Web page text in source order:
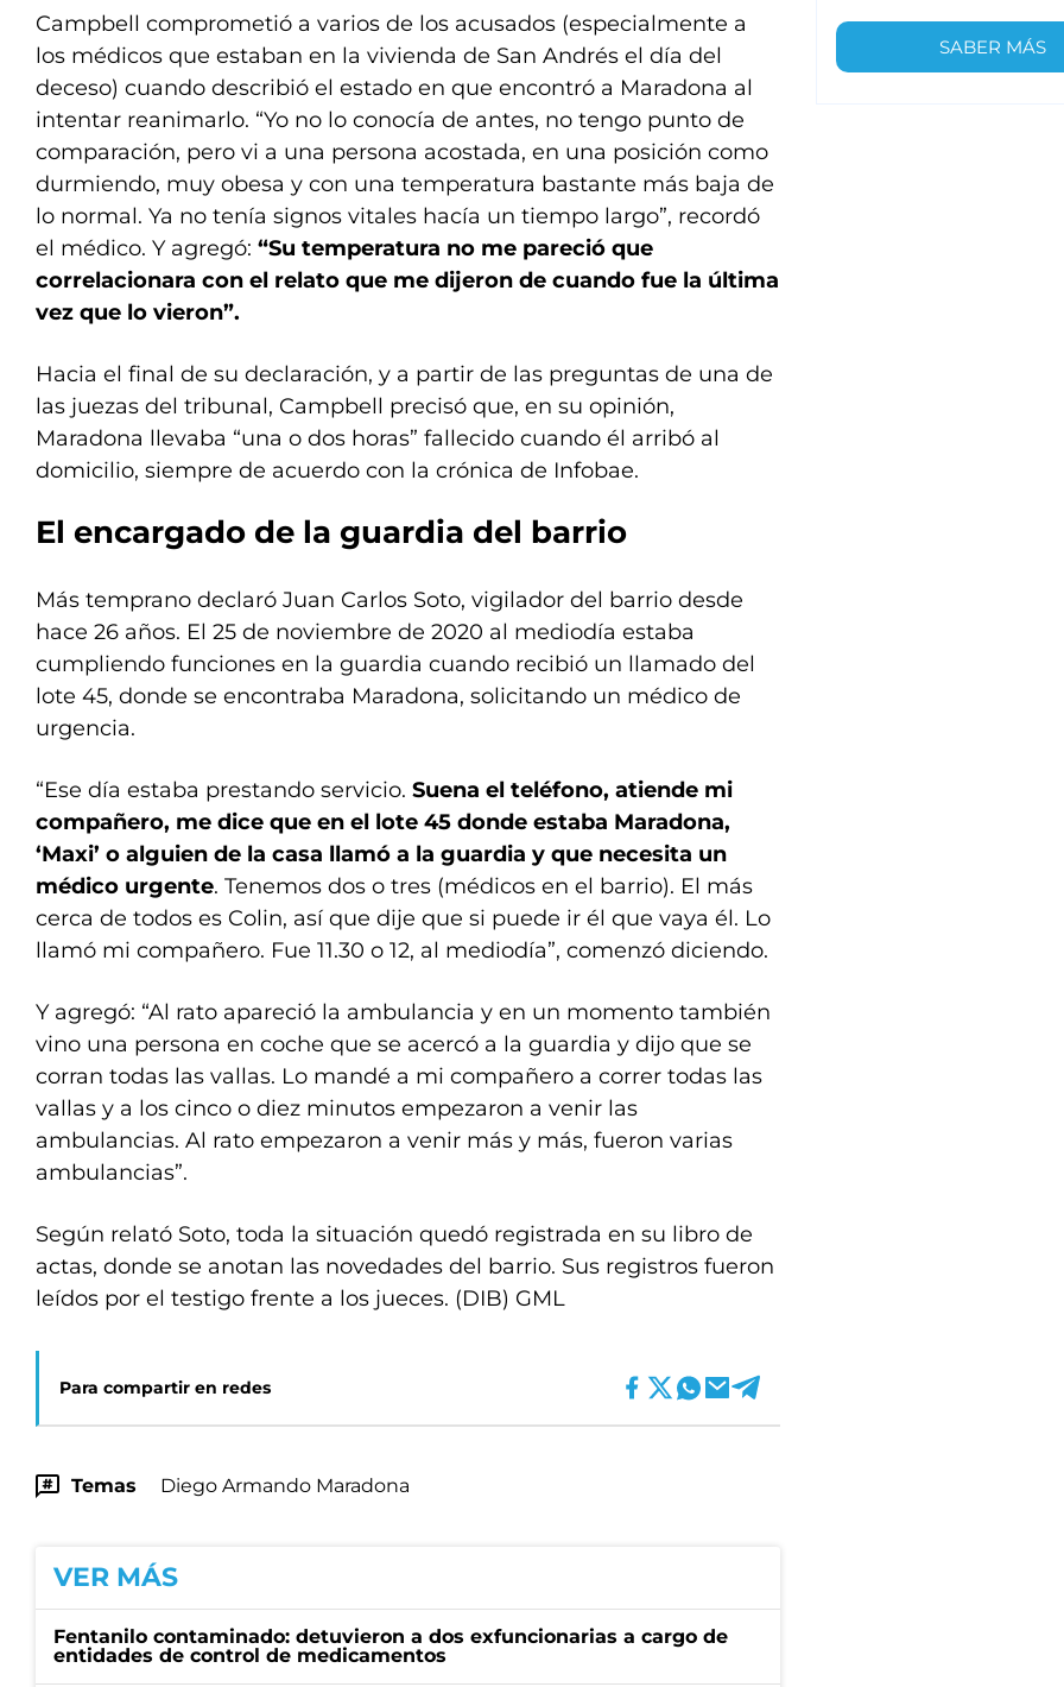
Campbell comprometió a varios de los acusados (especialmente a
los médicos que estaban en la vivienda de San Andrés el día del
deceso) cuando describió el estado en que encontró a Maradona al
intentar reanimarlo. “Yo no lo conocía de antes, no tengo punto de
comparación, pero vi a una persona acostada, en una posición como
durmiendo, muy obesa y con una temperatura bastante más baja de
lo normal. Ya no tenía signos vitales hacía un tiempo largo”, recordó
el médico. Y agregó: “Su temperatura no me pareció que
correlacionara con el relato que me dijeron de cuando fue la última
vez que lo vieron”.
Hacia el final de su declaración, y a partir de las preguntas de una de
las juezas del tribunal, Campbell precisó que, en su opinión,
Maradona llevaba “una o dos horas” fallecido cuando él arribó al
domicilio, siempre de acuerdo con la crónica de Infobae.
El encargado de la guardia del barrio
Más temprano declaró Juan Carlos Soto, vigilador del barrio desde
hace 26 años. El 25 de noviembre de 2020 al mediodía estaba
cumpliendo funciones en la guardia cuando recibió un llamado del
lote 45, donde se encontraba Maradona, solicitando un médico de
urgencia.
“Ese día estaba prestando servicio. Suena el teléfono, atiende mi
compañero, me dice que en el lote 45 donde estaba Maradona,
‘Maxi’ o alguien de la casa llamó a la guardia y que necesita un
médico urgente. Tenemos dos o tres (médicos en el barrio). El más
cerca de todos es Colin, así que dije que si puede ir él que vaya él. Lo
llamó mi compañero. Fue 11.30 o 12, al mediodía”, comenzó diciendo.
Y agregó: “Al rato apareció la ambulancia y en un momento también
vino una persona en coche que se acercó a la guardia y dijo que se
corran todas las vallas. Lo mandé a mi compañero a correr todas las
vallas y a los cinco o diez minutos empezaron a venir las
ambulancias. Al rato empezaron a venir más y más, fueron varias
ambulancias”.
Según relató Soto, toda la situación quedó registrada en su libro de
actas, donde se anotan las novedades del barrio. Sus registros fueron
leídos por el testigo frente a los jueces. (DIB) GML
Para compartir en redes
Temas Diego Armando Maradona
VER MÁS
Fentanilo contaminado: detuvieron a dos exfuncionarias a cargo de
entidades de control de medicamentos
SABER MÁS